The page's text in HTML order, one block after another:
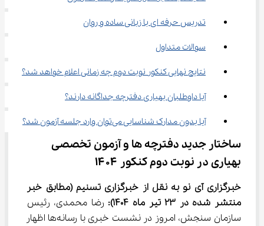
تدریس حرفه ای با زبانی ساده و روان
سوالات متداول
نتایج نهایی کنکور نوبت دوم چه زمانی اعلام خواهد شد؟
آیا داوطلبان بهیاری دفترچه جداگانه دارند؟
آیا بدون مدارک شناسایی می‌توان وارد جلسه آزمون شد؟
ساختار جدید دفترچه ها و آزمون تخصصی
بهیاری در نوبت دوم کنکور ۱۴۰۴
خبرگزاری آی نو به نقل از خبرگزاری تسنیم (مطابق خبر
منتشر شده در 23 تیر ماه 1404):
رضا محمدی، رئیس
سازمان سنجش، امروز در نشست خبری با رسانه‌ها اظهار